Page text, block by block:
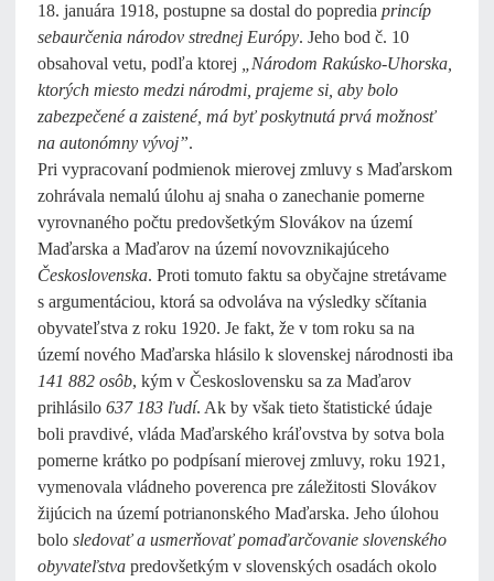
18. januára 1918, postupne sa dostal do popredia princíp
sebaurčenia národov strednej Európy. Jeho bod č. 10
obsahoval vetu, podľa ktorej
„Národom Rakúsko-Uhorska,
ktorých miesto medzi národmi, prajeme si, aby bolo
zabezpečené a zaistené, má byť poskytnutá prvá možnosť
na autonómny vývoj”.
Pri vypracovaní podmienok mierovej zmluvy s Maďarskom
zohrávala nemalú úlohu aj snaha o zanechanie pomerne
vyrovnaného počtu predovšetkým Slovákov na území
Maďarska a Maďarov na území novovznikajúceho
Československa. Proti tomuto faktu sa obyčajne stretávame
s argumentáciou, ktorá sa odvoláva na výsledky sčítania
obyvateľstva z roku 1920. Je fakt, že v tom roku sa na
území nového Maďarska hlásilo k slovenskej národnosti iba
141 882 osôb, kým v Československu sa za Maďarov
prihlásilo 637 183 ľudí. Ak by však tieto štatistické údaje
boli pravdivé, vláda Maďarského kráľovstva by sotva bola
pomerne krátko po podpísaní mierovej zmluvy, roku 1921,
vymenovala vládneho poverenca pre záležitosti Slovákov
žijúcich na území potrianonského Maďarska. Jeho úlohou
bolo sledovať a usmerňovať pomaďarčovanie slovenského
obyvateľstva predovšetkým v slovenských osadách okolo